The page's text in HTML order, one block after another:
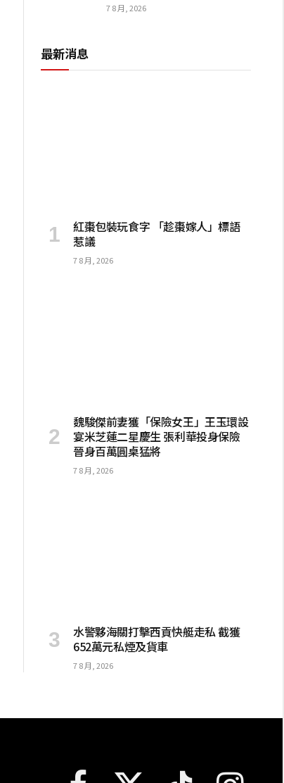
7 8 月, 2026
最新消息
紅棗包裝玩食字 「趁棗嫁人」標語
惹議
7 8 月, 2026
魏駿傑前妻獲「保險女王」王玉環設
宴米芝蓮二星慶生 張利華投身保險
晉身百萬圓桌猛將
7 8 月, 2026
水警夥海關打擊西貢快艇走私 截獲
652萬元私煙及貨車
7 8 月, 2026